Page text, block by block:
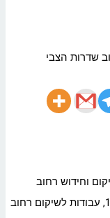
וחידוש רחוב
שדרות יצחק, ייחלו ביום ראשון הקרוב, 17.10.21, עבודות לשיקום רחוב